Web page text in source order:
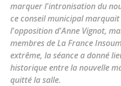
marquer l'intronisation du
ce conseil municipal
l'opposition d'Anne Vignot,
membres de La France
extrême, la séance a donné
historique entre la nouvelle
quitté la salle.